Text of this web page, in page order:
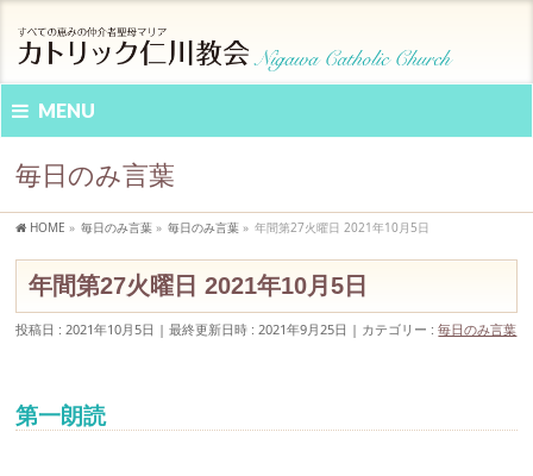
MENU
毎日のみ言葉
HOME » 毎日のみ言葉 » 毎日のみ言葉 » 年間第27火曜日 2021年10月5日
年間第27火曜日 2021年10月5日
投稿日 : 2021年10月5日 最終更新日時 : 2021年9月25日 カテゴリー :毎日のみ言葉
第一朗読